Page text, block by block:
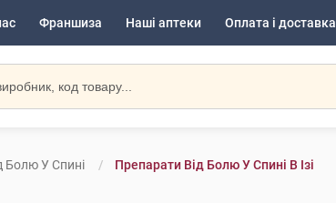
Франшиза Наші аптеки Оплата і доставка
Болю У Спині Препарати Від Болю У Спині В Ізі